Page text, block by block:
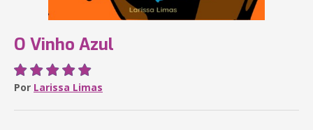
O Vinho Azul
Por Larissa Limas